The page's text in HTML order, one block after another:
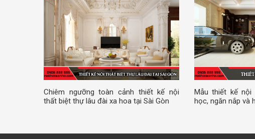
Chiêm ngưỡng toàn cảnh thiết kế nội
thất biệt thự lâu đài xa hoa tại Sài Gòn
Mẫu thiết kế nội
học, ngăn nắp và